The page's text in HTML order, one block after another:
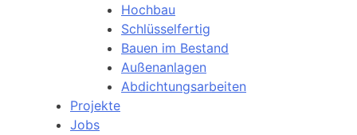
Hochbau
Schlüsselfertig
Bauen im Bestand
Außenanlagen
Abdichtungsarbeiten
Projekte
Jobs